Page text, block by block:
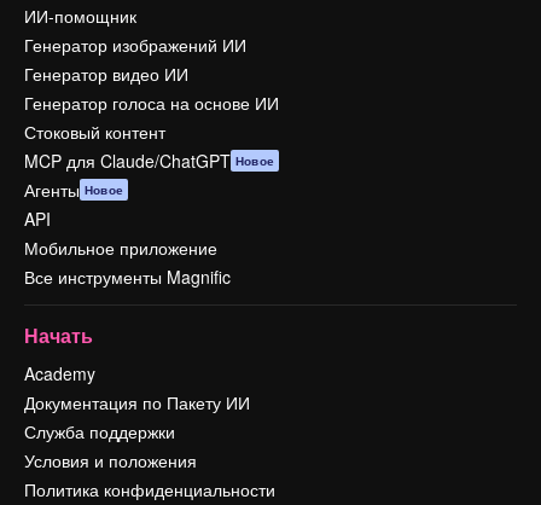
ИИ-помощник
Генератор изображений ИИ
Генератор видео ИИ
Генератор голоса на основе ИИ
Стоковый контент
MCP для Claude/ChatGPT Новое
Агенты Новое
API
Мобильное приложение
Все инструменты Magnific
Начать
Academy
Документация по Пакету ИИ
Служба поддержки
Условия и положения
Политика конфиденциальности